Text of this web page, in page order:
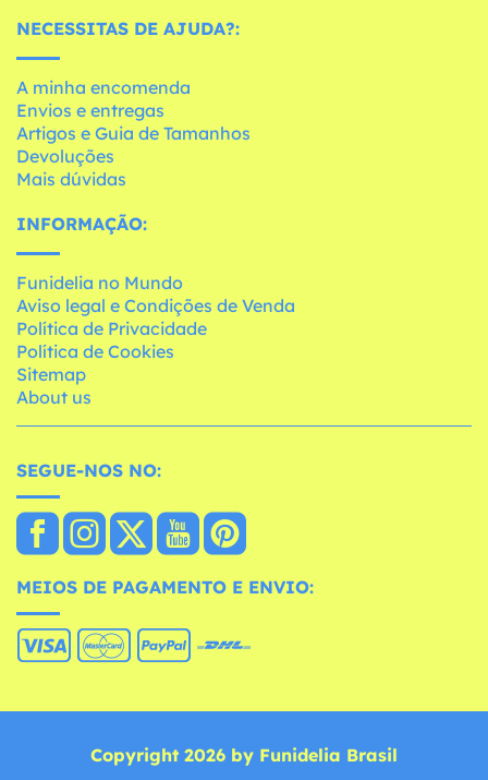
NECESSITAS DE AJUDA?:
A minha encomenda
Envios e entregas
Artigos e Guia de Tamanhos
Devoluções
Mais dúvidas
INFORMAÇÃO:
Funidelia no Mundo
Aviso legal e Condições de Venda
Política de Privacidade
Política de Cookies
Sitemap
About us
SEGUE-NOS NO:
MEIOS DE PAGAMENTO E ENVIO:
Copyright 2026 by Funidelia Brasil